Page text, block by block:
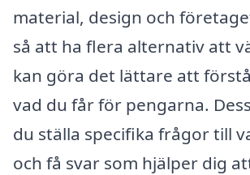
material, design och
så att ha flera alternativ att
kan göra det lättare att
vad du får för pengarna.
du ställa specifika frågor till
och få svar som hjälper dig